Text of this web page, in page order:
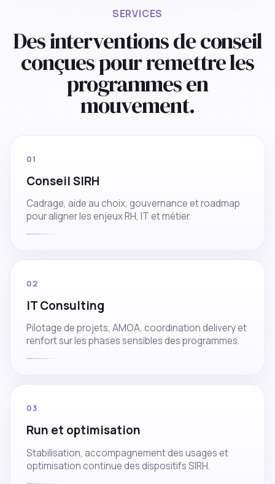
SERVICES
Des interventions de conseil
conçues pour remettre les
programmes en
mouvement.
01
Conseil SIRH
Cadrage, aide au choix, gouvernance et roadmap
pour aligner les enjeux RH, IT et métier.
02
IT Consulting
Pilotage de projets, AMOA, coordination delivery et
renfort sur les phases sensibles des programmes.
03
Run et optimisation
Stabilisation, accompagnement des usages et
optimisation continue des dispositifs SIRH.